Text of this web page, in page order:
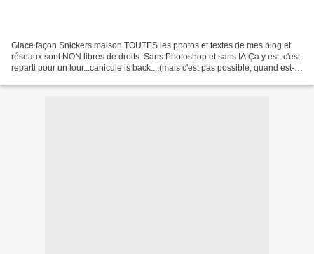
Glace façon Snickers maison TOUTES les photos et textes de mes blog et
réseaux sont NON libres de droits. Sans Photoshop et sans IA Ça y est, c'est
reparti pour un tour...canicule is back....(mais c'est pas possible, quand est-